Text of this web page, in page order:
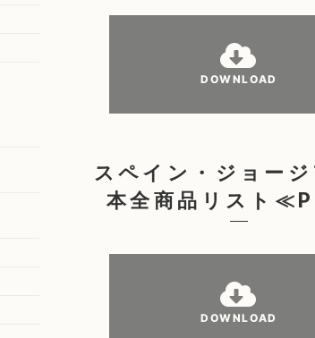
DOWNLOAD
スペイン・ジョージ
本全商品リスト
DOWNLOAD